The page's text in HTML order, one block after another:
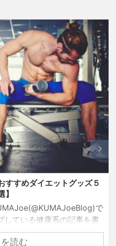
すすめダイエットグッズ５
】
で
している健康系の記事を書
というのも、仕事やプライ
るときほど、健康がおろ
読む